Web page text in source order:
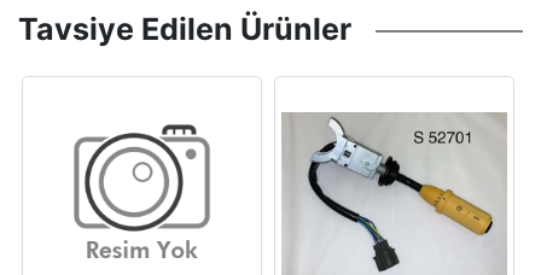
Tavsiye Edilen Ürünler